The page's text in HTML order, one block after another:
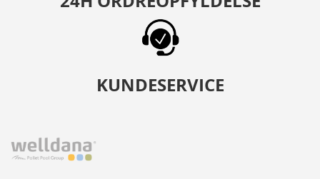
KUNDESERVICE